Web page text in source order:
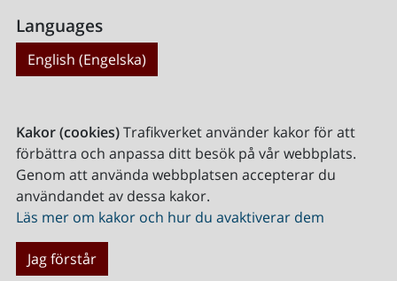
Languages
English (Engelska)
Kakor (cookies)Trafikverket använder kakor för att
förbättra och anpassa ditt besök på vår webbplats.
Genom att använda webbplatsen accepterar du
användandet av dessa kakor.
Läs mer om kakor och hur du avaktiverar dem
Jag förstår